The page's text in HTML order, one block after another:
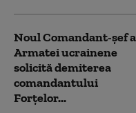
Noul Comandant-șef
Armatei ucrainene
solicită demiterea
comandantului
Forțelor...